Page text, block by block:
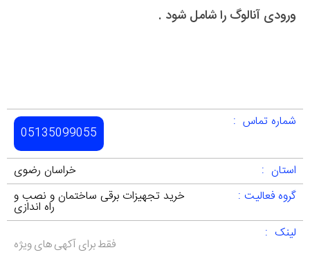
ورودی آنالوگ را شامل شود .
شماره تماس :
05135099055
استان :
خراسان رضوی
گروه فعالیت :
خرید تجهیزات برقی ساختمان و نصب و
راه اندازی
لینک :
فقط برای آکهی های ویژه